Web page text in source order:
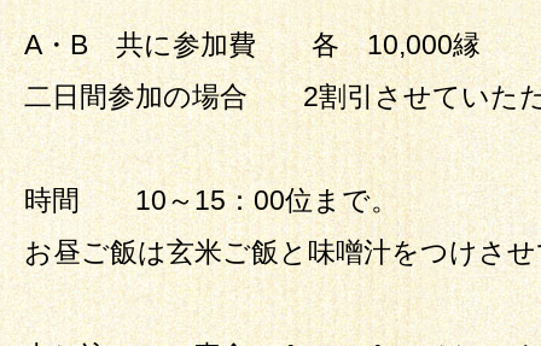
A・B 共に参加費 各 10,000縁
二日間参加の場合 2割引させていた
時間 10～15：00位まで。
お昼ご飯は玄米ご飯と味噌汁をつけさ